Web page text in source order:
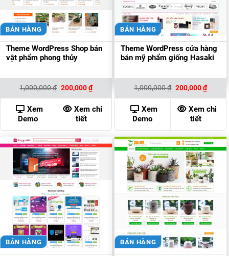
BÁN HÀNG
Theme WordPress Shop bán
vật phẩm phong thủy
1,000,000₫ Giá
là:
1,000,000 ₫.
200,000₫Giá
hiện
tại
là:
200,000 ₫.
Xem
Demo
Xem chi
tiết
BÁN HÀNG
Theme WordPress cửa hàng
bán mỹ phẩm giống Hasaki
1,000,000₫ Giá
là:
1,000,000 ₫.
200,000₫Giá
hiện
tại
là:
Xem
Demo
Xem chi
tiết
BÁN HÀNG BÁN HÀNG